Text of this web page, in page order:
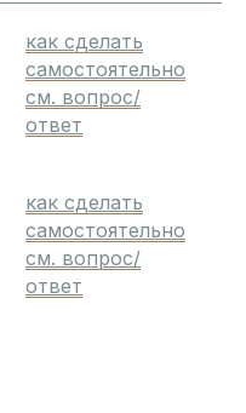
как сделать
самостоятельно
см. вопрос/
ответ
как сделать
самостоятельно
см. вопрос/
ответ